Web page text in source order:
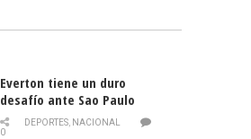
Everton tiene un duro
desafío ante Sao Paulo
DEPORTES, NACIONAL
0